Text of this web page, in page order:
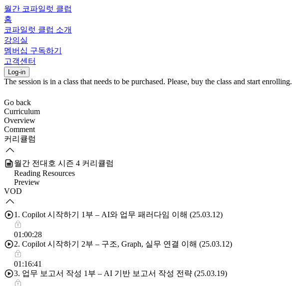
월간 코파일럿 클럽
홈
코파일럿 클럽 소개
강의실
멤버십 구독하기
고객센터
Log-in
The session is in a class that needs to be purchased. Please, buy the class and start enrolling.
Go back
Curriculum
Overview
Comment
커리큘럼
월간 전대호 시즌 4 커리큘럼
Reading Resources
Preview
VOD
1. Copilot 시작하기 1부 – AI와 업무 패러다임 이해 (25.03.12)
01:00:28
2. Copilot 시작하기 2부 – 구조, Graph, 실무 연결 이해 (25.03.12)
01:16:41
3. 업무 보고서 작성 1부 – AI 기반 보고서 작성 전략 (25.03.19)